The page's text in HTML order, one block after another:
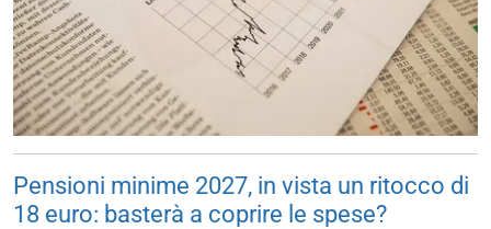
Pensioni minime 2027, in vista un ritocco di
18 euro: basterà a coprire le spese?